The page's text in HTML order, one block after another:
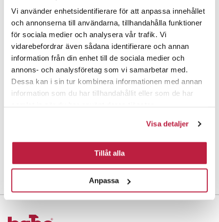
Vi använder enhetsidentifierare för att anpassa innehållet
och annonserna till användarna, tillhandahålla funktioner
för sociala medier och analysera vår trafik. Vi
vidarebefordrar även sådana identifierare och annan
information från din enhet till de sociala medier och
annons- och analysföretag som vi samarbetar med.
Dessa kan i sin tur kombinera informationen med annan
information som du har tillhandahållit eller som de har
Visa detaljer
Tillåt alla
Anpassa
Tuotenro Nimike Tyyppi
81406 Pyyhenaulakko 2 koukkua 1803-2
81463 Pyyhenaulakko 3 koukkua 1803-3
81547 Pyyhenaulakko 4 koukkua 1803-4
Pyyhenaulakko 4 koukkua
1803-3
Pyyhenaulakko 4 koukkua